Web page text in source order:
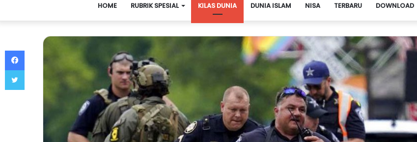
HOME RUBRIK SPESIAL KILAS DUNIA DUNIA ISLAM NISA TERBARU DOWNLOAD